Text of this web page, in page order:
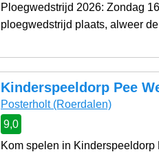
Ploegwedstrijd 2026: Zondag
ploegwedstrijd plaats, alweer
Kinderspeeldorp Pee
Posterholt(Roerdalen)
9,0
Kom spelen in